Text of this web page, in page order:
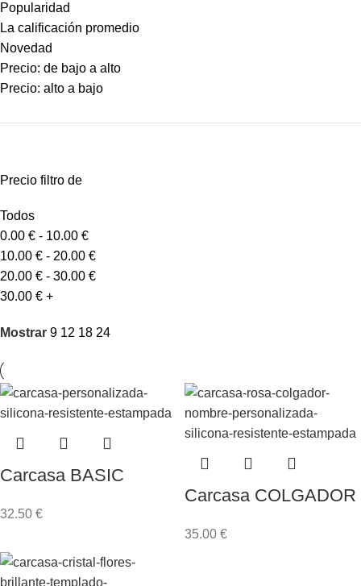
Popularidad
La calificación promedio
Novedad
Precio: de bajo a alto
Precio: alto a bajo
Precio filtro de
Todos
0.00 € - 10.00 €
10.00 € - 20.00 €
20.00 € - 30.00 €
30.00 € +
Mostrar 9 12 18 24
Carcasa BASIC
32.50 €
Carcasa COLGADOR
35.00 €